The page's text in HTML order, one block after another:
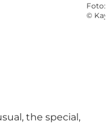
Foto:
©
the special,